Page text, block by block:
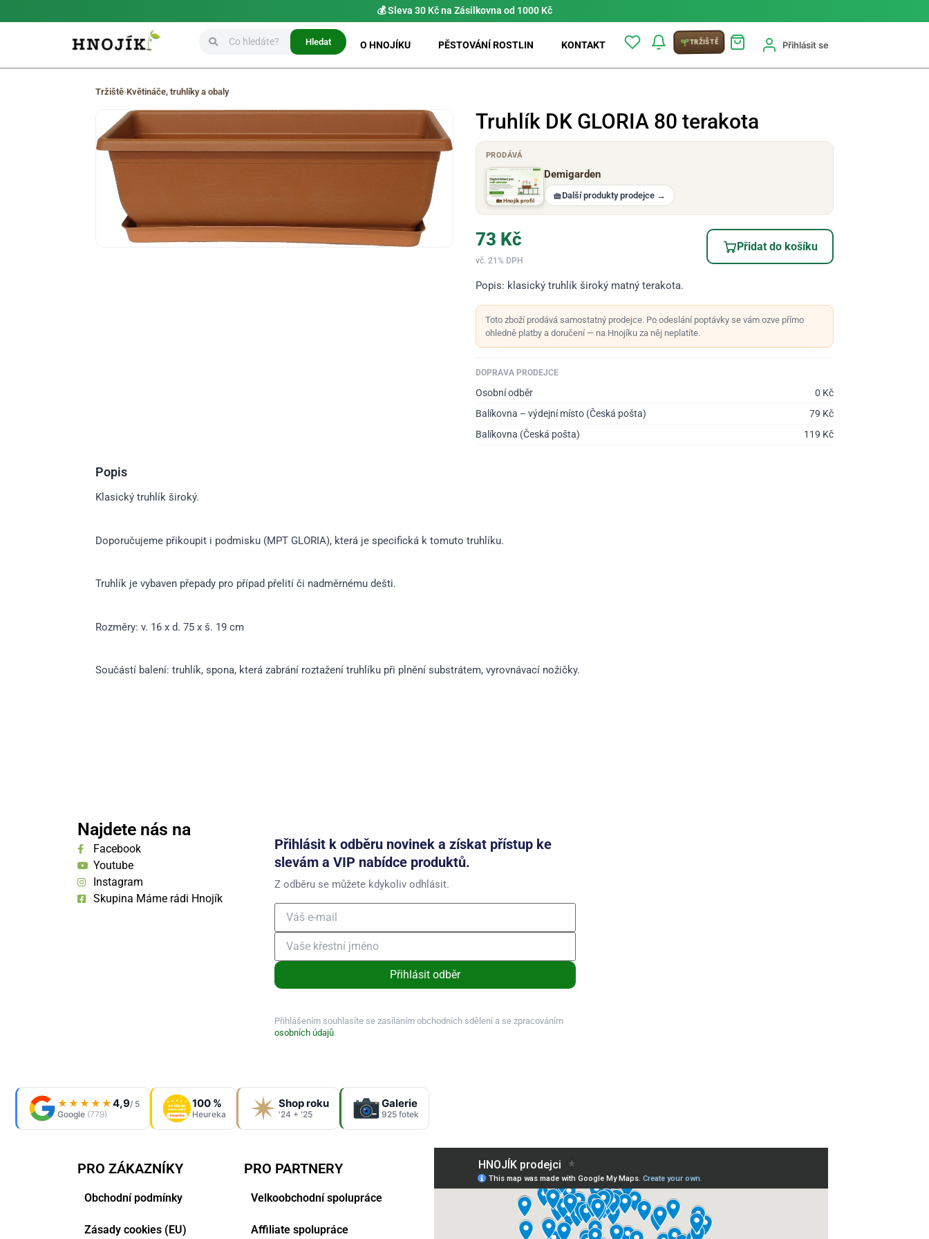
💰 Sleva 30 Kč na Zásilkovna od 1000 Kč
Hledat O HNOJÍKU PĚSTOVÁNÍ ROSTLIN KONTAKT TRŽIŠTĚ Přihlásit se
Tržiště›Květináče, truhlíky a obaly
Truhlík DK GLORIA 80 terakota
PRODÁVÁ
🏡 Hnojík profil
Demigarden
🧺Další produkty prodejce →
73 Kč
vč. 21% DPH
Přidat do košíku
Popis: klasický truhlík široký matný terakota.
Toto zboží prodává samostatný prodejce. Po odeslání poptávky se vám ozve přímo
ohledně platby a doručení — na Hnojíku za něj neplatíte.
DOPRAVA PRODEJCE
Osobní odběr 0 Kč
Balíkovna – výdejní místo (Česká pošta)
79 Kč
Balíkovna (Česká pošta)
119 Kč
Popis
Klasický truhlík široký.
Doporučujeme přikoupit i podmisku (MPT GLORIA), která je specifická k tomuto truhlíku.
Truhlík je vybaven přepady pro případ přelití či nadměrnému dešti.
Rozměry: v. 16 x d. 75 x š. 19 cm
Součástí balení: truhlík, spona, která zabrání roztažení truhlíku při plnění substrátem, vyrovnávací nožičky.
Najdete nás na
Facebook
Youtube
Instagram
Skupina Máme rádi Hnojík
Přihlásit k odběru novinek a získat přístup ke
slevám a VIP nabídce produktů.
Z odběru se můžete kdykoliv odhlásit.
Přihlásit odběr
Přihlášením souhlasíte se zasíláním obchodních sdělení a se zpracováním
osobních údajů.
★★★★★4,9/ 5
Google (779)
OVĚŘENO
ZÁKAZNÍKY
Heureka
100 %
Heureka
Shop roku
'24 + '25
Galerie
925 fotek
PRO ZÁKAZNÍKY
Obchodní podmínky
Zásady cookies (EU)
PRO PARTNERY
Velkoobchodní spolupráce
Affiliate spolupráce